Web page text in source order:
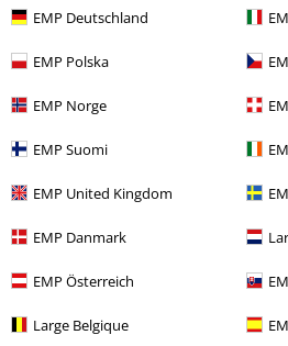
EMP Deutschland
EMP Polska
EMP Norge
EMP Suomi
EMP United Kingdom
EMP Danmark
EMP Österreich
Large Belgique
Schrijf een beoordeling
Sorteren op
Datum Behulpzaam